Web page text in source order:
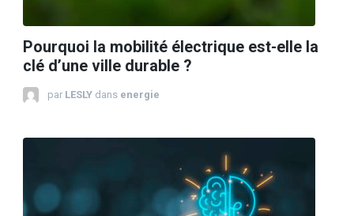
Pourquoi la mobilité électrique est-elle la
clé d’une ville durable ?
par LESLY dans energie